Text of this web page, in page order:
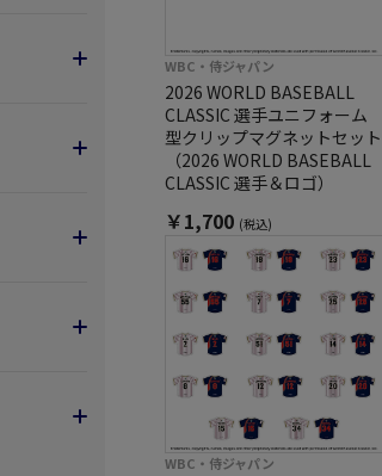
WBC・侍ジャパン
2026 WORLD BASEBALL
CLASSIC 選手ユニフォーム
型クリップマグネットセット
（2026 WORLD BASEBALL
CLASSIC 選手＆ロゴ）
￥1,700 (税込)
WBC・侍ジャパン